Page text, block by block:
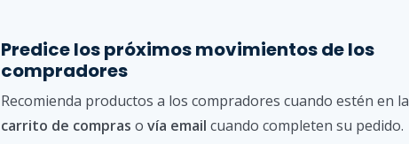
Predice los próximos movimientos de los
compradores
Recomienda productos a los compradores cuando estén en la
carrito de compras o vía email cuando completen su pedido.